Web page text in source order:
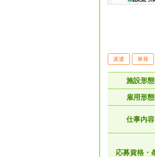
派遣 単発
施設形態
雇用形態
仕事内容
応募資格・